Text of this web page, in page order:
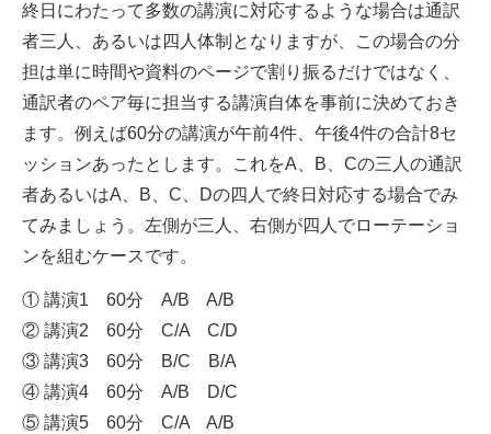
終日にわたって多数の講演に対応するような場合は通訳
者三人、あるいは四人体制となりますが、この場合の分
担は単に時間や資料のページで割り振るだけではなく、
通訳者のペア毎に担当する講演自体を事前に決めておき
ます。例えば60分の講演が午前4件、午後4件の合計8セ
ッションあったとします。これをA、B、Cの三人の通訳
者あるいはA、B、C、Dの四人で終日対応する場合でみ
てみましょう。左側が三人、右側が四人でローテーショ
ンを組むケースです。
① 講演1 60分 A/B A/B
② 講演2 60分 C/A C/D
③ 講演3 60分 B/C B/A
④ 講演4 60分 A/B D/C
⑤ 講演5 60分 C/A A/B